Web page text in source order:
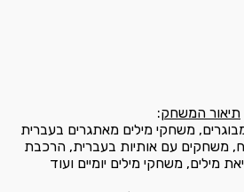
תיאור המשחק:
משחקי מילים מאתגרים בעברית
משחקים עם אותיות בעברית, הרכבת
מילים, משחקי מילים יומיים ועוד